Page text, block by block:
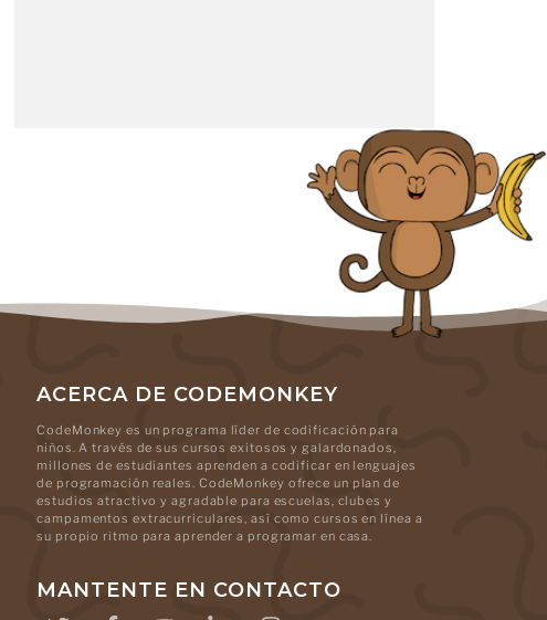
ACERCA DE CODEMONKEY
CodeMonkey es un programa líder de codificación para
niños. A través de sus cursos exitosos y galardonados,
millones de estudiantes aprenden a codificar en lenguajes
de programación reales. CodeMonkey ofrece un plan de
estudios atractivo y agradable para escuelas, clubes y
campamentos extracurriculares, así como cursos en línea a
su propio ritmo para aprender a programar en casa.
MANTENTE EN CONTACTO